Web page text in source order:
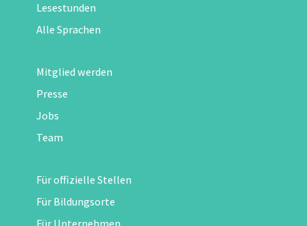
Lesestunden
Alle Sprachen
Mitglied werden
Presse
Jobs
Team
Für offizielle Stellen
Für Bildungsorte